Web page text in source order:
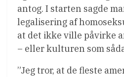
antog. I starten sagde
legalisering af
at det ikke ville påvirke
– eller kulturen som
”Jeg tror, ​​at de fleste